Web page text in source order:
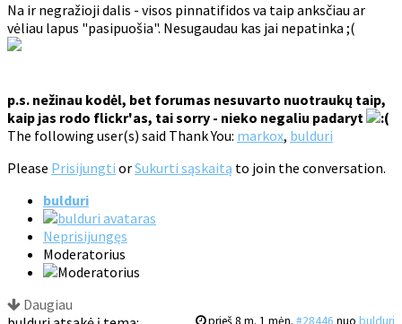
Na ir negražioji dalis - visos pinnatifidos va taip anksčiau ar
vėliau lapus "pasipuošia". Nesugaudau kas jai nepatinka ;(
p.s. nežinau kodėl, bet forumas nesuvarto nuotraukų taip,
kaip jas rodo flickr'as, tai sorry - nieko negaliu padaryt
The following user(s) said Thank You: markox, bulduri
Please Prisijungti orSukurti sąskaitą to join the conversation.
bulduri
Neprisijungęs
Moderatorius
Daugiau